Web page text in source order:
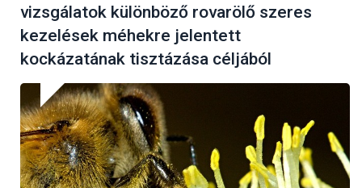
vizsgálatok különböző rovarölő szeres
kezelések méhekre jelentett
kockázatának tisztázása céljából